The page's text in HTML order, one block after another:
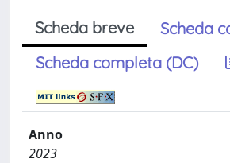
Scheda breve
Scheda
Scheda completa (DC)
Anno
2023